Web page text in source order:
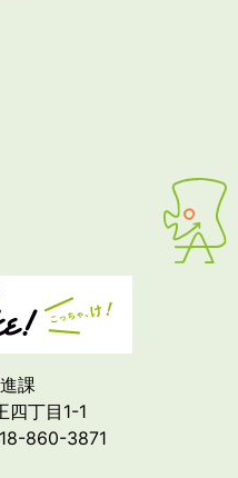
課
丁目1-1
860-3871